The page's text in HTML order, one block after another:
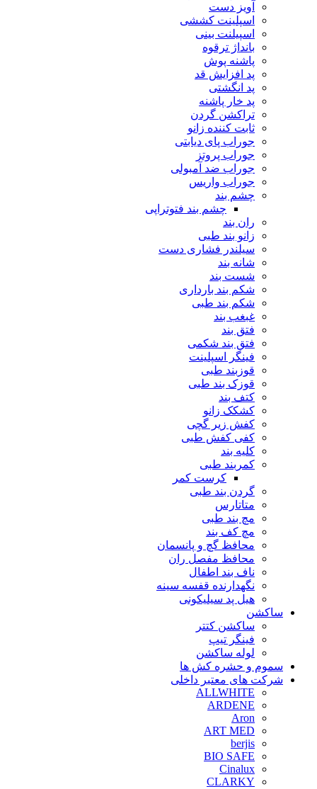
آویز دست
اسپلینت کششی
اسپیلنت بینی
بانداژ ترقوه
پاشنه پوش
پد افزایش قد
پد انگشتی
پد خار پاشنه
تراکشن گردن
ثابت کننده زانو
جوراب پای دیابتی
جوراب پروتز
جوراب ضد آمبولی
جوراب واریس
چشم بند
چشم بند فتوتراپی
ران بند
زانو بند طبی
سیلندر فشاری دست
شانه بند
شست بند
شکم بند بارداری
شکم بند طبی
غبغب بند
فتق بند
فتق بند شکمی
فینگر اسپلینت
قوزبند طبی
قوزک بند طبی
کتف بند
کشکک زانو
کفش زیر گچی
کفی کفش طبی
کلیه بند
کمربند طبی
کرست کمر
گردن بند طبی
متاتارس
مچ بند طبی
مچ کف بند
محافظ گچ و پانسمان
محافظ مفصل ران
ناف بند اطفال
نگهدارنده قفسه سینه
هیل پد سیلیکونی
ساکشن
ساکشن کتتر
فینگر تیپ
لوله ساکشن
سموم و حشره کش ها
شرکت های معتبر داخلی
ALLWHITE
ARDENE
Aron
ART MED
berjis
BIO SAFE
Cinalux
CLARKY